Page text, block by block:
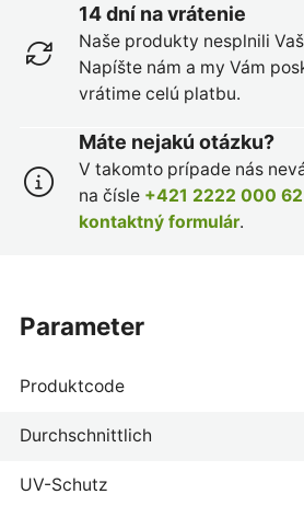
14 dní na vrátenie
Naše produkty nesplnili
Napíšte nám a my Vám
vrátime celú platbu.
Máte nejakú otázku?
V takomto prípade nás
na čísle +421 2222 000 62
kontaktný formulár.
parameter
Produktcode
Durchschnittlich
UV-Schutz